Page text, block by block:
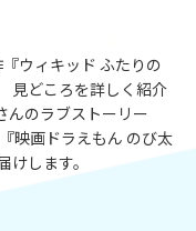
ウィキッド ふたりの
見どころを詳しく紹介
んのラブストーリー
映画ドラえもん のび太
します。